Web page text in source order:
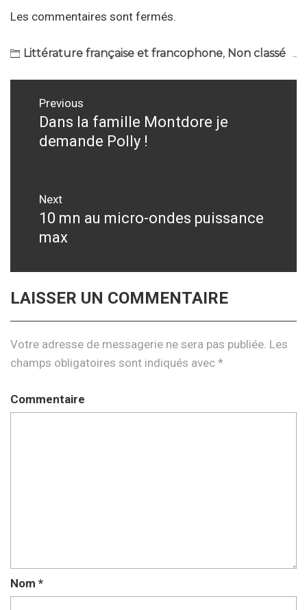
Les commentaires sont fermés.
Littérature française et francophone, Non classé
Navigation
l’article
Previous
Previous
post:
Dans la famille Montdore je
demande Polly !
Next
Next
post:
10 mn au micro-ondes puissance
max
LAISSER UN COMMENTAIRE
Votre adresse de messagerie ne sera pas publiée. Les
champs obligatoires sont indiqués avec *
Commentaire
Nom *